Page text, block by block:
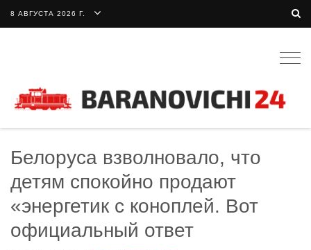
8 АВГУСТА 2026 Г.
Белоруса взволновало, что
детям спокойно продают
«энергетик с коноплей. Вот
официальный ответ